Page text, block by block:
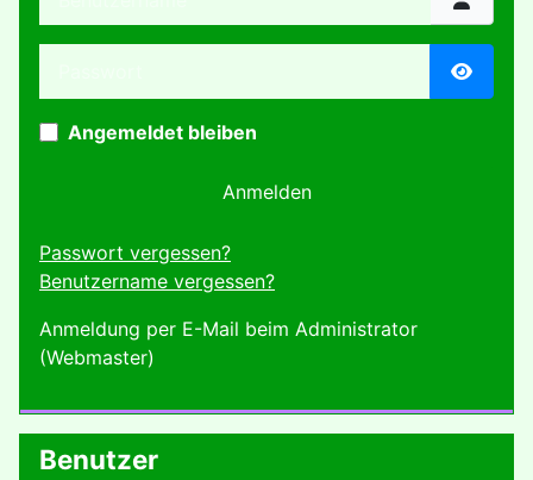
Angemeldet bleiben
Anmelden
Passwort vergessen?
Benutzername vergessen?
Anmeldung per E-Mail beim Administrator
(Webmaster)
Benutzer